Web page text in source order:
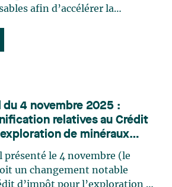
afin d’accélérer la
de stimuler la croissance
soutenir l’innovation. La Mise à
4 novembre 2025 :
relatives au Crédit
de minéraux
du Crédit
minière
présenté le 4 novembre (le
un changement notable
d’impôt pour l’exploration de